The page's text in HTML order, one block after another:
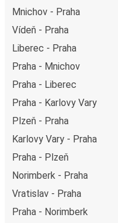
Mnichov - Praha
Vídeň - Praha
Liberec - Praha
Praha - Mnichov
Praha - Liberec
Praha - Karlovy Vary
Plzeň - Praha
Karlovy Vary - Praha
Praha - Plzeň
Norimberk - Praha
Vratislav - Praha
Praha - Norimberk